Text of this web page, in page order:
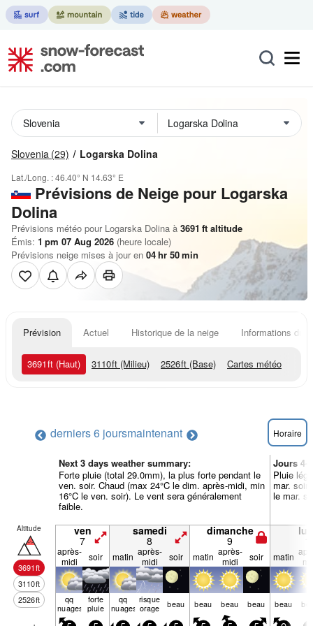
Slovenia (29) Logarska Dolina
Lat./Long. :46.40° N 14.63° E
Prévisions de Neige pour Logarska
Dolina
Prévisions météo pour Logarska Dolina à 3691 ft altitude
Émis: 1 pm 07 Aug 2026 (heure locale)
Prévisions neige mises à jour en 04hr 50min
Prévision Actuel Historique de la neige Informations du
3691ft (Haut) 3110ft (Milieu) 2526ft (Base) Cartes météo
derniers 6 joursmaintenant Horaire
Next 3 days weather summary:
Forte pluie (total 29.0mm), la plus forte pendant le
ven. soir. Chaud (max 24°C le dim. après-midi, min
16°C le ven. soir). Le vent sera généralement
faible.
Jours 4-
Pluie
mar.
le mar.
Altitude
3691ft
3110ft
2526ft
ven
7
samedi
8
dimanche
9
après-
midi
soir matin après-
midi
soir matin après-
midi
soir matin
qq
nuages
forte
pluie
qq
nuages
risque
orage beau beau beau beau beau